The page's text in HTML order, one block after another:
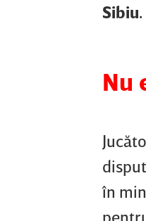
Sibiu.
Nu
în